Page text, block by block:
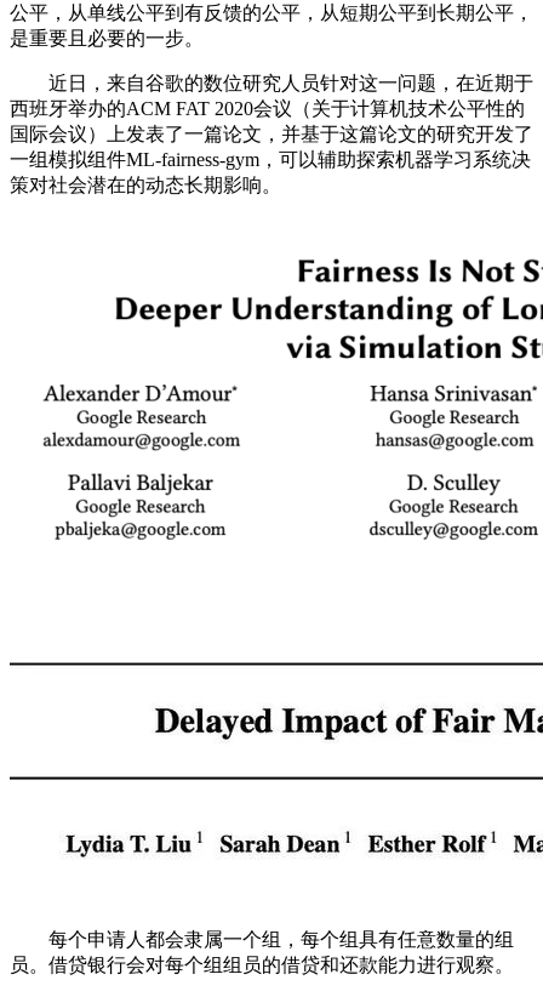
公平，从单线公平到有反馈的公平，从短期公平到长期公平，
是重要且必要的一步。
近日，来自谷歌的数位研究人员针对这一问题，在近期于
西班牙举办的ACM FAT 2020会议（关于计算机技术公平性的
国际会议）上发表了一篇论文，并基于这篇论文的研究开发了
一组模拟组件ML-fairness-gym，可以辅助探索机器学习系统决
策对社会潜在的动态长期影响。
每个申请人都会隶属一个组，每个组具有任意数量的组
员。借贷银行会对每个组组员的借贷和还款能力进行观察。